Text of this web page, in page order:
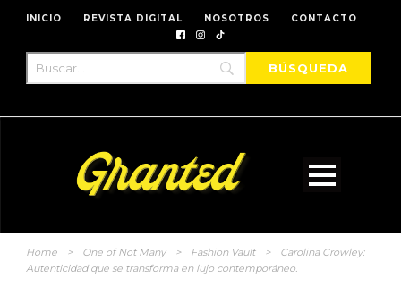
INICIO REVISTA DIGITAL NOSOTROS CONTACTO
Home > One of Not Many > Fashion Vault >
Carolina Crowley:
Autenticidad que se transforma en lujo contemporáneo.